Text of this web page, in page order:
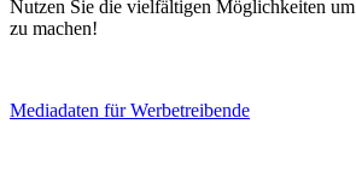
Nutzen Sie die vielfältigen Möglichkeiten
zu machen!
Mediadaten für Werbetreibende